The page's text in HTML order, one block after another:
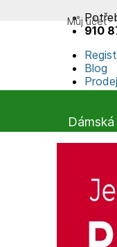
910
Blog
Můj účet